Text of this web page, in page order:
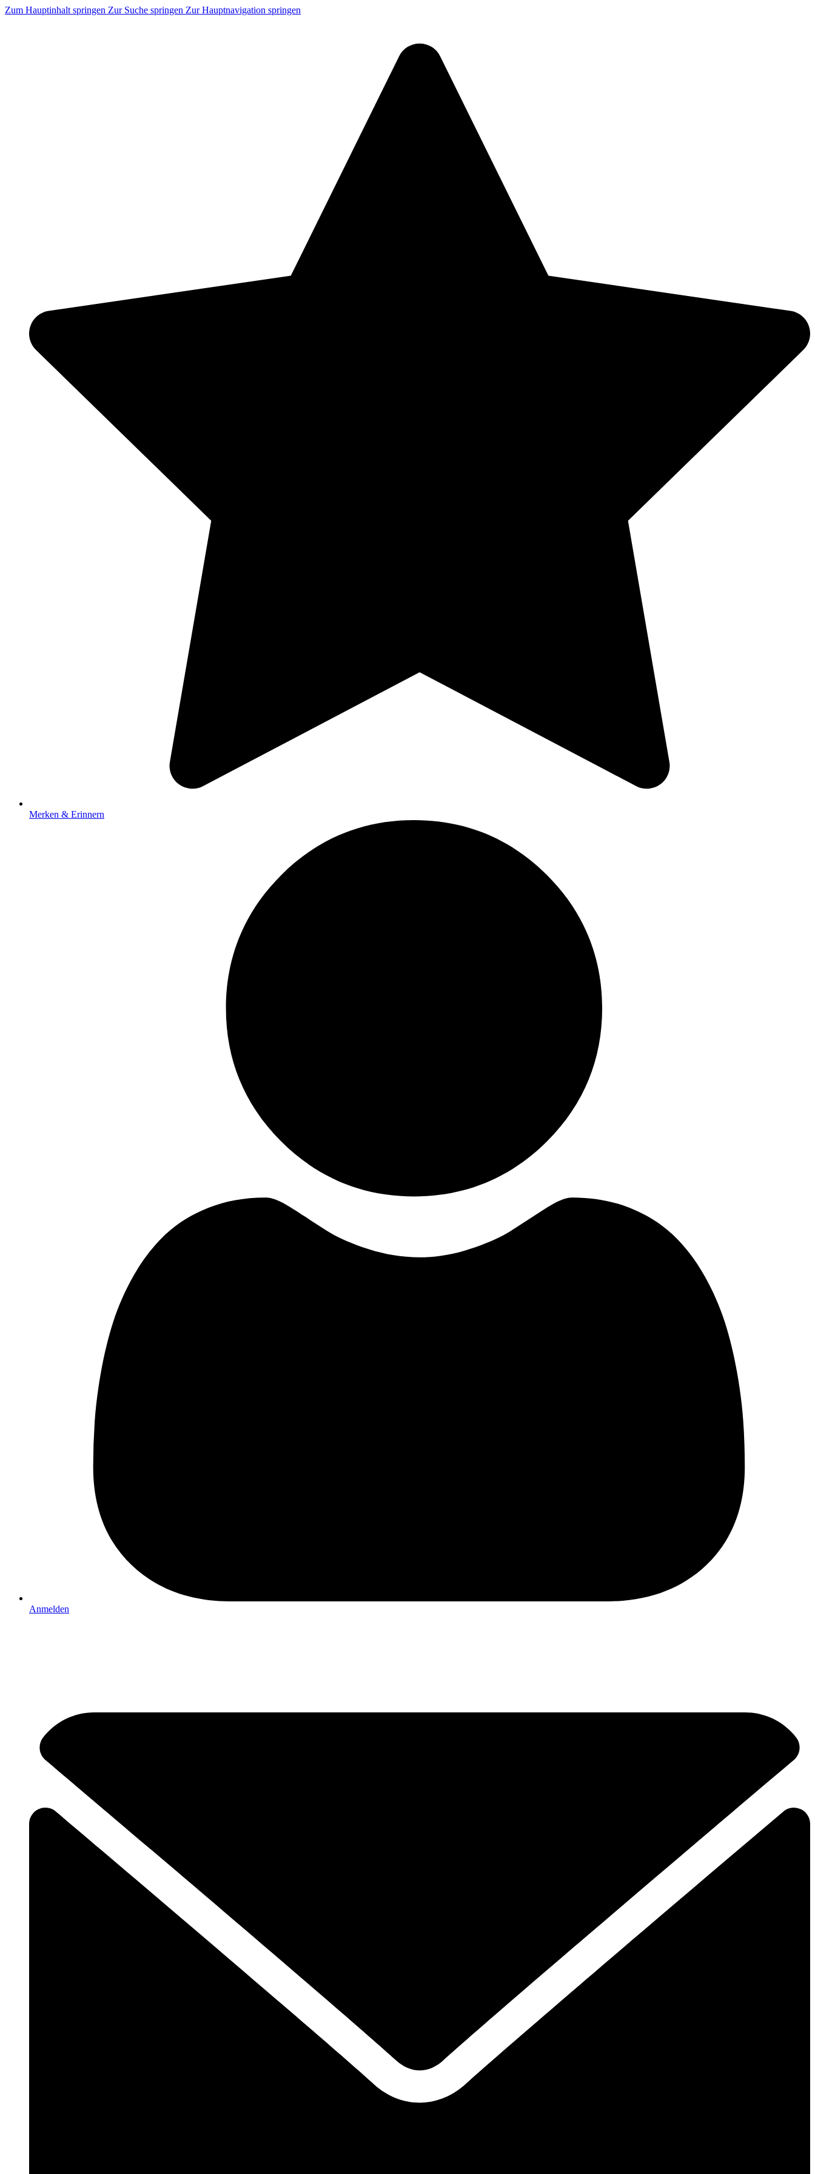
Zum Hauptinhalt springen Zur Suche springen Zur Hauptnavigation springen
Merken & Erinnern
Anmelden